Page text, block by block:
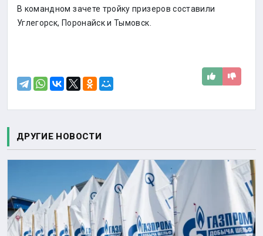
В командном зачете тройку призеров составили
Углегорск, Поронайск и Тымовск.
ДРУГИЕ НОВОСТИ